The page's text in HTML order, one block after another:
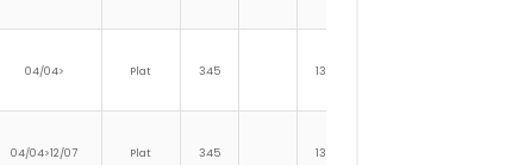
04/04> Plat 345 139
04/04>12/07 Plat 345 139